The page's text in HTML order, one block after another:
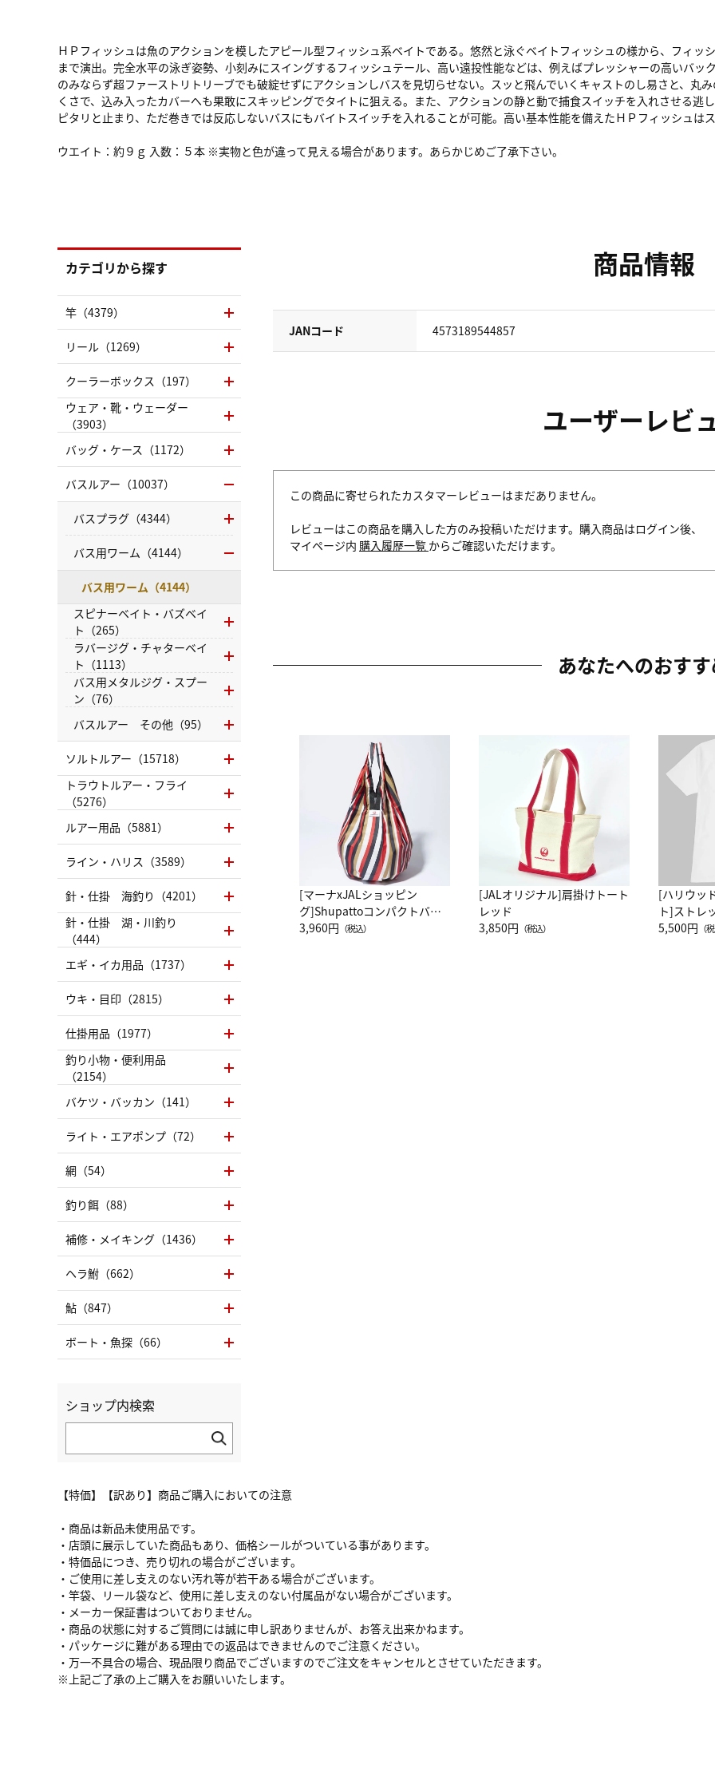
ＨＰフィッシュは魚のアクションを模したアピール型フィッシュ系ベイトである。悠然と泳ぐベイトフィッシュの様から、フィ
まで演出。完全水平の泳ぎ姿勢、小刻みにスイングするフィッシュテール、高い遠投性能などは、例えばプレッシャーの高いバッ
のみならず超ファーストリトリーブでも破綻せずにアクションしバスを見切らせない。スッと飛んでいくキャストのし易さと、丸
くさで、込み入ったカバーへも果敢にスキッピングでタイトに狙える。また、アクションの静と動で捕食スイッチを入れさせる逃
ピタリと止まり、ただ巻きでは反応しないバスにもバイトスイッチを入れることが可能。高い基本性能を備えたＨＰフィッシュは
ウエイト：約９ｇ 入数：５本 ※実物と色が違って見える場合があります。あらかじめご了承下さい。
商品情報
JANコード 4573189544857
ユーザーレビ
この商品に寄せられたカスタマーレビューはまだありません。
レビューはこの商品を購入した方のみ投稿いただけます。購入商品はログイン後、
マイページ内 購入履歴一覧 からご確認いただけます。
あなたへのおす
[マーナxJALショッピン
グ]Shupattoコンパクトバッ
グ Drop JAL客室乗務員
3,960円 （税込）
[JALオリジナル]肩掛けトート
レッド
3,850円 （税込）
[ハリウッ
ト]ストレ
ーネック
5,500円 （
【特価】【訳あり】商品ご購入においての注意
・商品は新品未使用品です。
・店頭に展示していた商品もあり、価格シールがついている事があります。
・特価品につき、売り切れの場合がございます。
・ご使用に差し支えのない汚れ等が若干ある場合がございます。
・竿袋、リール袋など、使用に差し支えのない付属品がない場合がございます。
・メーカー保証書はついておりません。
・商品の状態に対するご質問には誠に申し訳ありませんが、お答え出来かねます。
・パッケージに難がある理由での返品はできませんのでご注意ください。
・万一不具合の場合、現品限り商品でございますのでご注文をキャンセルとさせていただきます。
※上記ご了承の上ご購入をお願いいたします。
カテゴリから探す
竿（4379）
リール（1269）
クーラーボックス（197）
ウェア・靴・ウェーダー
（3903）
バッグ・ケース（1172）
バスルアー（10037）
バスプラグ（4344）
バス用ワーム（4144）
バス用ワーム（4144）
スピナーベイト・バズベイ
ト（265）
ラバージグ・チャターベイ
ト（1113）
バス用メタルジグ・スプー
ン（76）
バスルアー その他（95）
ソルトルアー（15718）
トラウトルアー・フライ
（5276）
ルアー用品（5881）
ライン・ハリス（3589）
針・仕掛 海釣り（4201）
針・仕掛 湖・川釣り
（444）
エギ・イカ用品（1737）
ウキ・目印（2815）
仕掛用品（1977）
釣り小物・便利用品
（2154）
バケツ・バッカン（141）
ライト・エアポンプ（72）
網（54）
釣り餌（88）
補修・メイキング（1436）
ヘラ鮒（662）
鮎（847）
ボート・魚探（66）
ショップ内検索